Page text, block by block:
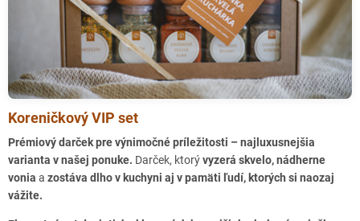
Koreničkový VIP set
Prémiový darček pre výnimočné príležitosti – najluxusnejšia
varianta v našej ponuke. Darček, ktorývyzerá skvelo, nádherne
vonia a zostáva dlho v kuchyni aj v pamäti ľudí, ktorých si naozaj
vážite.